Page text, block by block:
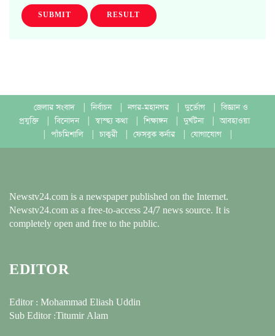
SUBMIT RESULT
জেলার সংবাদ নির্বাচন নগর-মহানগর দুর্ভোগ
বিজ্ঞান ও
প্রযুক্তি
বিনোদন স্বাস্হ্য কথা শিক্ষাঙ্গন দুর্ঘটনা
আবহাওয়া
পাঁচমিশালি চাকুরী ফেসবুক কর্নার যোগাযোগ
Newstv24.com is a newspaper published on the Internet.
Newstv24.com as a free-to-access 24/7 news source. It is
completely open and free to the public.
EDITOR
Editor : Mohammad Eliash Uddin
Sub Editor :Titumir Alam